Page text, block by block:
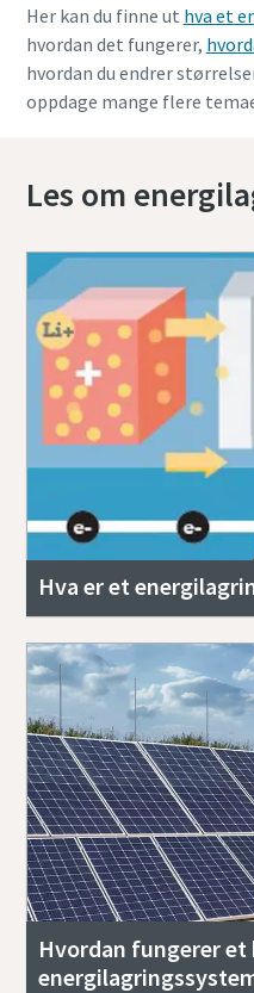
Her kan du finne ut hva et
hvordan det fungerer,
hvordan du endrer
oppdage mange flere
Les om
Hva er et
Hvordan fungerer